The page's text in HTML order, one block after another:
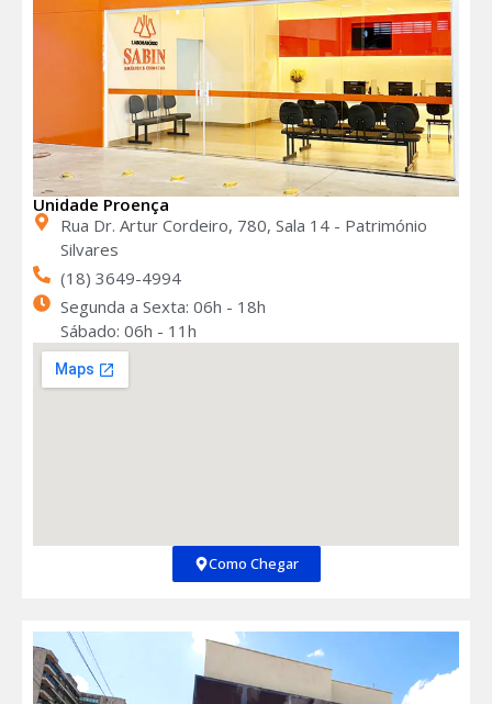
Unidade Proença
Rua Dr. Artur Cordeiro, 780, Sala 14 - Património
Silvares
(18) 3649-4994
Segunda a Sexta: 06h - 18h
Sábado: 06h - 11h
Como Chegar